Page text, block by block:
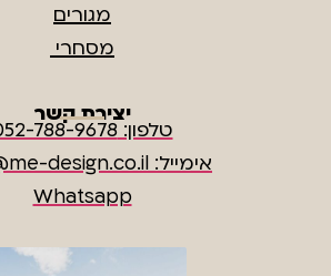
מגורים
מסחרי
יצירת קשר
טלפון: 052-788-9678
אימייל: Info@me-design.co.il
Whatsapp